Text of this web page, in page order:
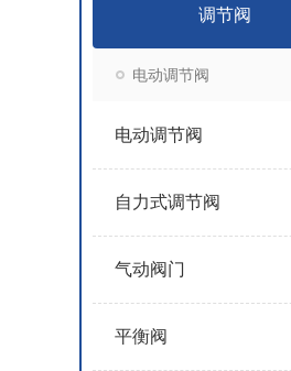
调节阀
电动调节阀
电动调节阀
自力式调节阀
气动阀门
平衡阀